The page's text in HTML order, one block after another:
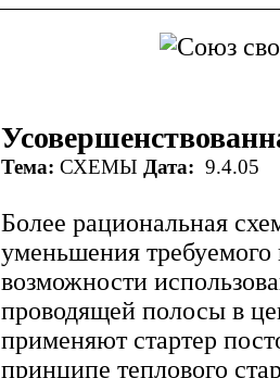
Тема: СХЕМЫ Дата: 9.4.05
Более рациональная
уменьшения
возможности
проводящей полосы в
применя­ют стартер
принципе теплового